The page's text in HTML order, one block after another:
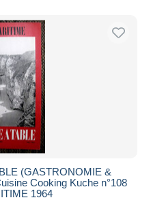
(GASTRONOMIE &
Cooking Kuche n°108
1964